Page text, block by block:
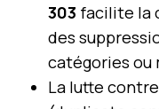
303 facilite la
des
catégories ou
La lutte